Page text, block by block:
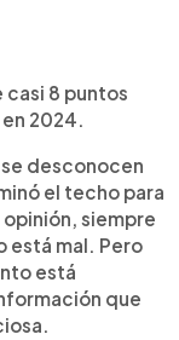
casi 8 puntos
2024.
desconocen
el techo para
opinión, siempre
está mal. Pero
está
que